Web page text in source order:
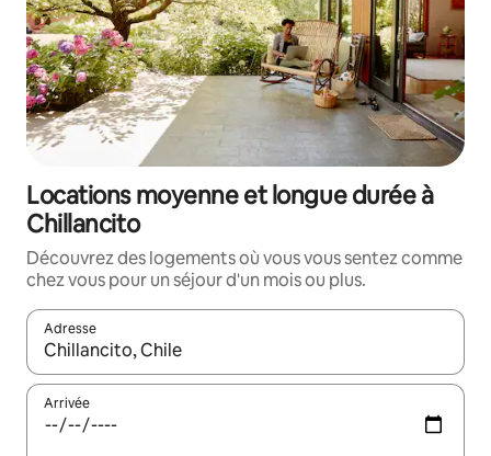
Locations moyenne et longue durée à
Chillancito
Découvrez des logements où vous vous sentez comme
chez vous pour un séjour d'un mois ou plus.
Adresse
Lorsque les résultats s'affichent, utilisez les flèches vers le
Arrivée